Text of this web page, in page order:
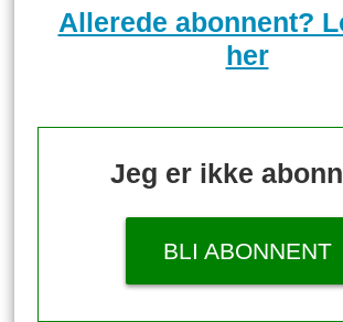
Allerede abonnent?
her
Jeg er ikke
BLI ABONNENT